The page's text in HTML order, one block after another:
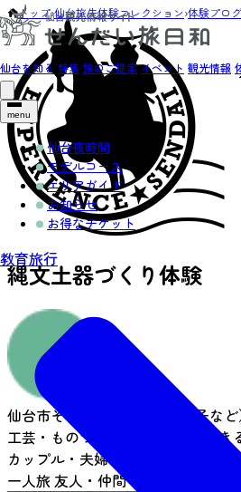
仙台を知る 特集 旅のご提案 イベント 観光情報
menu
仙台夜時間
モデルコース
エリアガイド
お知らせ
お得なチケット
教育旅行
トップ›仙台旅先体験コレクション›体験プロ
縄文土器づくり体験
仙台市その他（泉、長町、愛子など
工芸・ものづくり
1時間で体験でき
カップル・夫婦
仙台ならで
一人旅友人・仲間団体 教